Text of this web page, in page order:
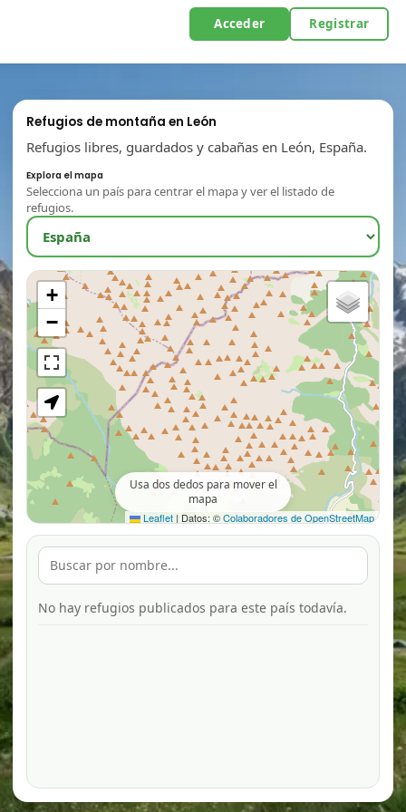
Acceder Registrar
Refugios de montaña en León
Refugios libres, guardados y cabañas en León, España.
Explora el mapa
Selecciona un país para centrar el mapa y ver el listado de
refugios.
+
−
Leaflet | Datos: ©Colaboradores de OpenStreetMap
Usa dos dedos para mover el
mapa
No hay refugios publicados para este país todavía.